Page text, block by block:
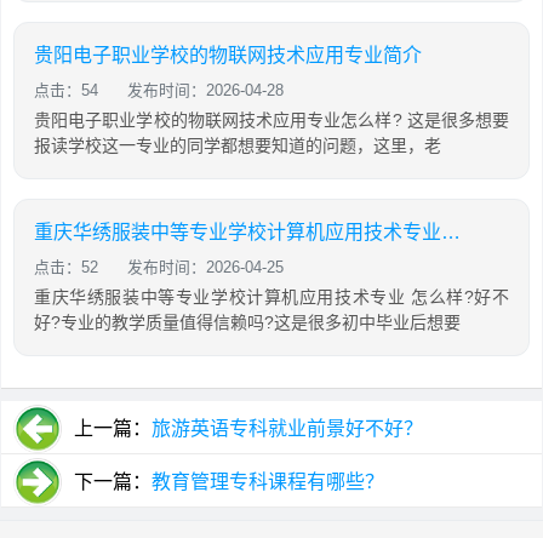
贵阳电子职业学校的物联网技术应用专业简介
点击：54 发布时间：2026-04-28
贵阳电子职业学校的物联网技术应用专业怎么样? 这是很多想要
报读学校这一专业的同学都想要知道的问题，这里，老
重庆华绣服装中等专业学校计算机应用技术专业怎么样?
点击：52 发布时间：2026-04-25
重庆华绣服装中等专业学校计算机应用技术专业 怎么样?好不
好?专业的教学质量值得信赖吗?这是很多初中毕业后想要
上一篇： 旅游英语专科就业前景好不好？
下一篇： 教育管理专科课程有哪些？